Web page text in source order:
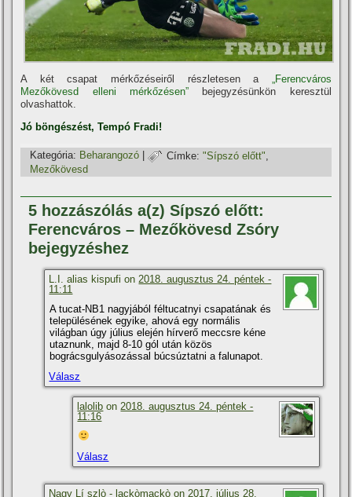
A két csapat mérkőzéseiről részletesen a „Ferencváros
Mezőkövesd elleni mérkőzésen” bejegyzésünkön keresztül
olvashattok.
Jó böngészést, Tempó Fradi!
Kategória: Beharangozó | Címke: "Sí­pszó előtt"
Mezőkövesd
5 hozzászólás a(z) Sípszó előtt:
Ferencváros – Mezőkövesd Zsóry
bejegyzéshez
L.I. alias kispufi on2018. augusztus 24. péntek -
11:11
A tucat-NB1 nagyjából féltucatnyi csapatának és
településének egyike, ahová egy normális
világban úgy július elején hí­rverő meccsre kéne
utaznunk, majd 8-10 gól után közös
bográcsgulyásozással búcsúztatni a falunapot.
Válasz
lalolib on 2018. augusztus 24. péntek -
11:16
Válasz
Nagy Lí szlò - lackòmackò on2017. július 28.